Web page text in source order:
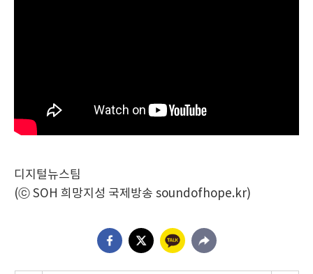
디지털뉴스팀
(ⓒ SOH 희망지성 국제방송 soundofhope.kr)